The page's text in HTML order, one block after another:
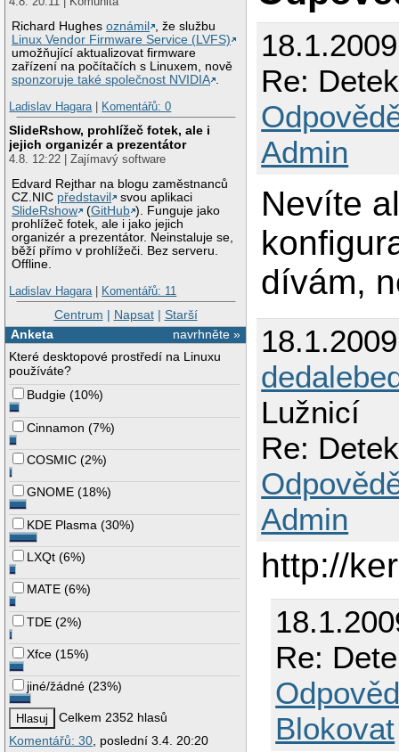
Richard Hughesoznámil
, že službu
Linux Vendor Firmware Service (LVFS)
umožňující aktualizovat firmware
zařízení na počítačích s Linuxem, nově
sponzoruje také společnost NVIDIA .
Ladislav Hagara| Komentářů: 0
SlideRshow, prohlížeč fotek, ale i
jejich organizér a prezentátor
4.8. 12:22 | Zajímavý software
Edvard Rejthar na blogu zaměstnanců
CZ.NIC představil
svou aplikaci
SlideRshow
(GitHub ). Funguje jako
prohlížeč fotek, ale i jako jejich
organizér a prezentátor. Neinstaluje se,
běží přímo v prohlížeči. Bez serveru.
Offline.
Ladislav Hagara| Komentářů: 11
Centrum | Napsat| Starší
navrhněte »
Anketa
Které desktopové prostředí na Linuxu
používáte?
Budgie (10%)
Cinnamon (7%)
COSMIC (2%)
GNOME (18%)
KDE Plasma (30%)
LXQt (6%)
MATE (6%)
TDE (2%)
Xfce (15%)
jiné/žádné (23%)
Celkem 2352 hlasů
Komentářů: 30 , poslední 3.4. 20:20
Re:
Admin
Nevíte
dívám,
Lužnicí
Re:
Admin
http://
Re:
Blokovat